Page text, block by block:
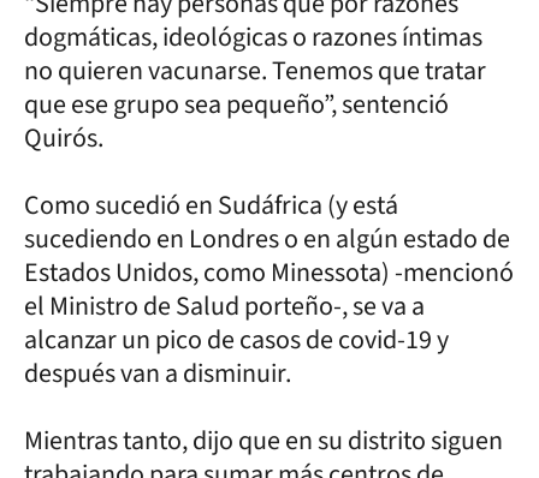
dogmáticas, ideológicas o razones íntimas
no quieren vacunarse. Tenemos que tratar
que ese grupo sea pequeño”, sentenció
Quirós.
Como sucedió en Sudáfrica (y está
sucediendo en Londres o en algún estado de
Estados Unidos, como Minessota) -mencionó
el Ministro de Salud porteño-, se va a
alcanzar un pico de casos de covid-19 y
después van a disminuir.
Mientras tanto, dijo que en su distrito siguen